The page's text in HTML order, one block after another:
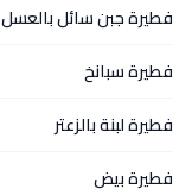
فطيرة جبن سائل بالعسل
فطيرة سبانخ
فطيرة لبنة بالزعتر
فطيرة بيض